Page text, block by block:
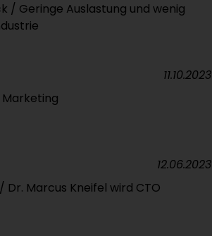
Geringe Auslastung und wenig
11.10.2023
Marcus Kneifel wird CTO
12.06.2023